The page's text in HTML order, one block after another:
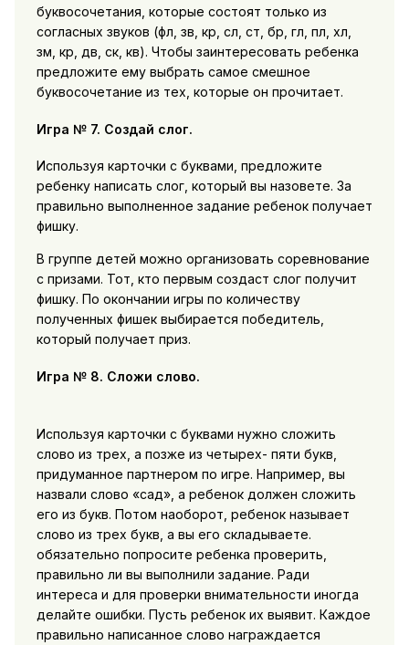
буквосочетания, которые состоят только из
согласных звуков (фл, зв, кр, сл, ст, бр, гл, пл, хл,
зм, кр, дв, ск, кв). Чтобы заинтересовать ребенка
предложите ему выбрать самое смешное
буквосочетание из тех, которые он прочитает.
Игра № 7. Создай слог.
Используя карточки с буквами, предложите
ребенку написать слог, который вы назовете. За
правильно выполненное задание ребенок получает
фишку.
В группе детей можно организовать соревнование
с призами. Тот, кто первым создаст слог получит
фишку. По окончании игры по количеству
полученных фишек выбирается победитель,
который получает приз.
Игра № 8. Сложи слово.
Используя карточки с буквами нужно сложить
слово из трех, а позже из четырех- пяти букв,
придуманное партнером по игре. Например, вы
назвали слово «сад», а ребенок должен сложить
его из букв. Потом наоборот, ребенок называет
слово из трех букв, а вы его складываете.
обязательно попросите ребенка проверить,
правильно ли вы выполнили задание. Ради
интереса и для проверки внимательности иногда
делайте ошибки. Пусть ребенок их выявит. Каждое
правильно написанное слово награждается